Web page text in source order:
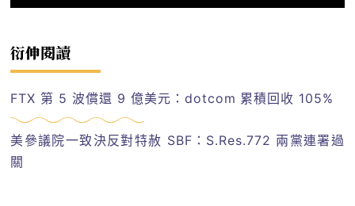
衍伸閱讀
FTX 第 5 波償還 9 億美元：dotcom 累積回收 105%
美參議院一致決反對特赦 SBF：S.Res.772 兩黨連署過
關